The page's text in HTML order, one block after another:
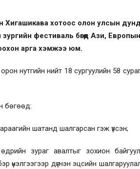
Хигашикава хотоос олон улсын
фестиваль бөгөөд Ази,
арга хэмжээ юм.
нутгийн нийт 18 сургуулийн 58
бөгөөд:
шатанд шалгарсан гэж үзсэн;
зураг авалтыг зохион
үнэлгээгээр дүгнэн эцсийн